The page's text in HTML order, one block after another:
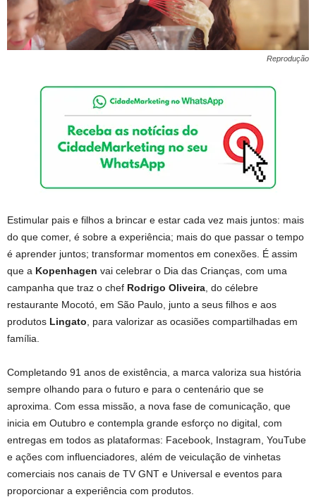
Reprodução
Estimular pais e filhos a brincar e estar cada vez mais juntos: mais
do que comer, é sobre a experiência; mais do que passar o tempo
é aprender juntos; transformar momentos em conexões. É assim
que a Kopenhagen vai celebrar o Dia das Crianças, com uma
campanha que traz o chef Rodrigo Oliveira , do célebre
restaurante Mocotó, em São Paulo, junto a seus filhos e aos
produtos Lingato , para valorizar as ocasiões compartilhadas em
família.
Completando 91 anos de existência, a marca valoriza sua história
sempre olhando para o futuro e para o centenário que se
aproxima. Com essa missão, a nova fase de comunicação, que
inicia em Outubro e contempla grande esforço no digital, com
entregas em todos as plataformas: Facebook, Instagram, YouTube
e ações com influenciadores, além de veiculação de vinhetas
comerciais nos canais de TV GNT e Universal e eventos para
proporcionar a experiência com produtos.